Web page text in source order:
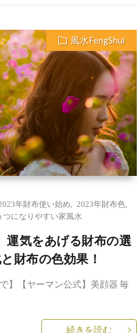
風水FengShui
年財布使い始め 2023年財布色
つになりやすい家風水
運気をあげる財布の選
財布の色効果！
】【ヤーマン公式】美顔器 毎
続きを読む